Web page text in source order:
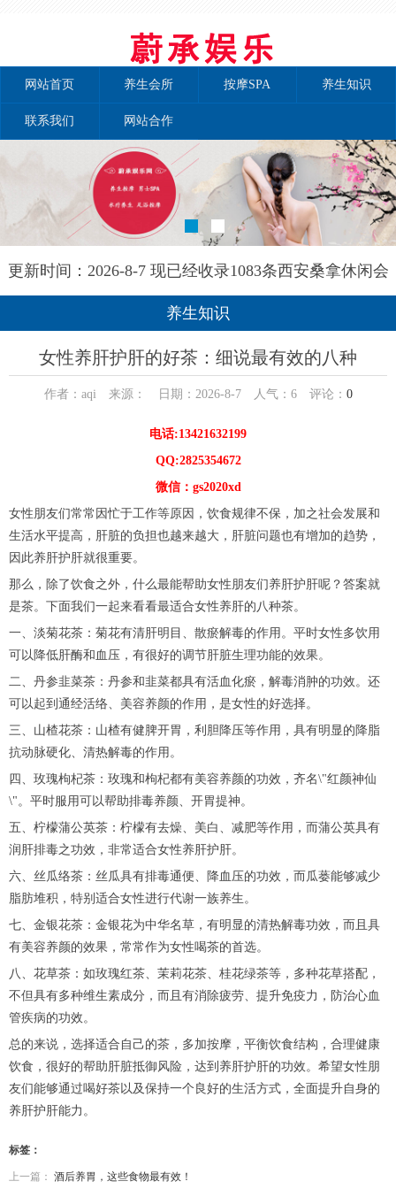
网站首页 养生会所 按摩SPA 养生知识
联系我们 网站合作
更新时间：2026-8-7 现已经收录1083条西安桑拿休闲会
所-西安泰自然养生网信息
养生知识
女性养肝护肝的好茶：细说最有效的八种
作者：aqi 来源： 日期：2026-8-7 人气： 6评论： 0
电话:13421632199
QQ:2825354672
微信：gs2020xd
女性朋友们常常因忙于工作等原因，饮食规律不保，加之社会发展和
生活水平提高，肝脏的负担也越来越大，肝脏问题也有增加的趋势，
因此养肝护肝就很重要。
那么，除了饮食之外，什么最能帮助女性朋友们养肝护肝呢？答案就
是茶。下面我们一起来看看最适合女性养肝的八种茶。
一、淡菊花茶：菊花有清肝明目、散瘀解毒的作用。平时女性多饮用
可以降低肝酶和血压，有很好的调节肝脏生理功能的效果。
二、丹参韭菜茶：丹参和韭菜都具有活血化瘀，解毒消肿的功效。还
可以起到通经活络、美容养颜的作用，是女性的好选择。
三、山楂花茶：山楂有健脾开胃，利胆降压等作用，具有明显的降脂
抗动脉硬化、清热解毒的作用。
四、玫瑰枸杞茶：玫瑰和枸杞都有美容养颜的功效，齐名\"红颜神仙
\"。平时服用可以帮助排毒养颜、开胃提神。
五、柠檬蒲公英茶：柠檬有去燥、美白、减肥等作用，而蒲公英具有
润肝排毒之功效，非常适合女性养肝护肝。
六、丝瓜络茶：丝瓜具有排毒通便、降血压的功效，而瓜蒌能够减少
脂肪堆积，特别适合女性进行代谢一族养生。
七、金银花茶：金银花为中华名草，有明显的清热解毒功效，而且具
有美容养颜的效果，常常作为女性喝茶的首选。
八、花草茶：如玫瑰红茶、茉莉花茶、桂花绿茶等，多种花草搭配，
不但具有多种维生素成分，而且有消除疲劳、提升免疫力，防治心血
管疾病的功效。
总的来说，选择适合自己的茶，多加按摩，平衡饮食结构，合理健康
饮食，很好的帮助肝脏抵御风险，达到养肝护肝的功效。希望女性朋
友们能够通过喝好茶以及保持一个良好的生活方式，全面提升自身的
养肝护肝能力。
标签：
上一篇： 酒后养胃，这些食物最有效！